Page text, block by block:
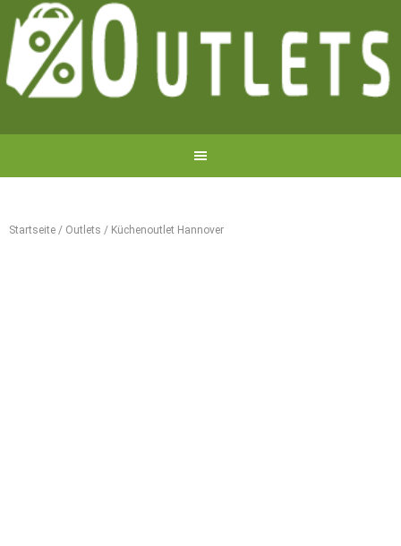
Startseite / Outlets / Küchenoutlet Hannover